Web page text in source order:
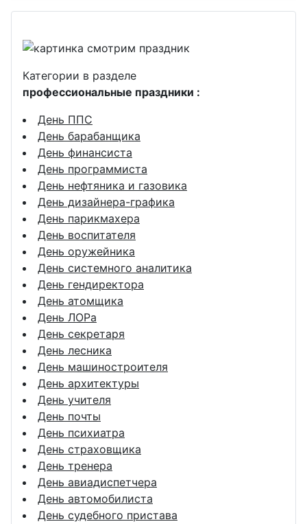
Категории в разделе
профессиональные праздники :
День ППС
День барабанщика
День финансиста
День программиста
День нефтяника и газовика
День дизайнера-графика
День парикмахера
День воспитателя
День оружейника
День системного аналитика
День гендиректора
День атомщика
День ЛОРа
День секретаря
День лесника
День машиностроителя
День архитектуры
День учителя
День почты
День психиатра
День страховщика
День тренера
День авиадиспетчера
День автомобилиста
День судебного пристава